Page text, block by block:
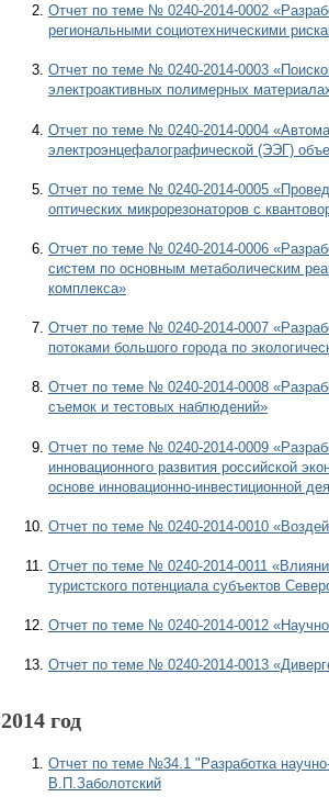
Отчет по теме № 0240-2014-0002
региональными социотехническими
Отчет по теме № 0240-2014-0003
электроактивных полимерных
Отчет по теме № 0240-2014-0004
электроэнцефалографической (ЭЭГ)
Отчет по теме № 0240-2014-0005
оптических микрорезонаторов с
Отчет по теме № 0240-2014-0006
систем по основным метаболическим
комплекса»
Отчет по теме № 0240-2014-0007
потоками большого города по
Отчет по теме № 0240-2014-0008
съемок и тестовых наблюдений»
Отчет по теме № 0240-2014-0009
инновационного развития российской
основе инновационно-инвестиционной
Отчет по теме № 0240-2014-0010
Отчет по теме № 0240-2014-0011
туристского потенциала субъектов
Отчет по теме № 0240-2014-0012
Отчет по теме № 0240-2014-0013
2014 год
Отчет по теме №34.1 "Разработка
В.П.Заболотский